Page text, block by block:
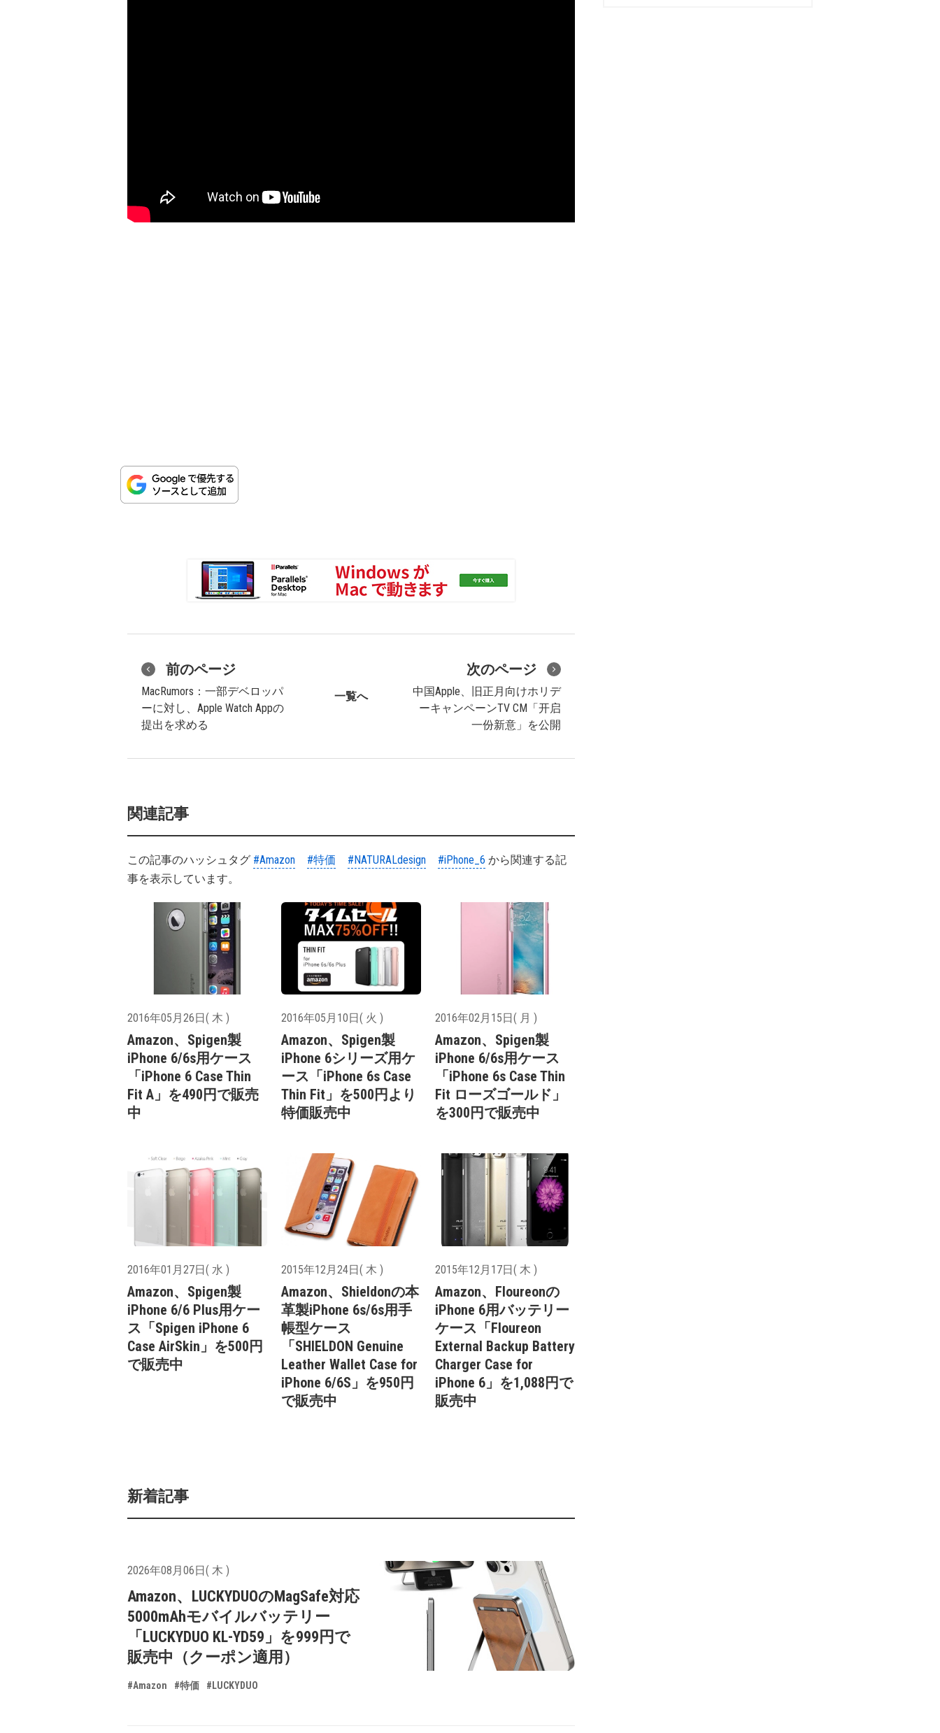
前のページ
MacRumors：一部デベロッパ
ーに対し、Apple Watch Appの
提出を求める
一覧へ
次のページ
中国Apple、旧正月向けホリデ
ーキャンペーンTV CM「开启
一份新意」を公開
関連記事
この記事のハッシュタグ #Amazon #特価 #NATURALdesign #iPhone_6 から関連する記
事を表示しています。
2016年05月26日( 木 )
Amazon、Spigen製
iPhone 6/6s用ケース
「iPhone 6 Case Thin
Fit A」を490円で販売
中
2016年05月10日( 火 )
Amazon、Spigen製
iPhone 6シリーズ用ケ
ース「iPhone 6s Case
Thin Fit」を500円より
特価販売中
2016年02月15日( 月 )
Amazon、Spigen製
iPhone 6/6s用ケース
「iPhone 6s Case Thin
Fit ローズゴールド」
を300円で販売中
2016年01月27日( 水 )
Amazon、Spigen製
iPhone 6/6 Plus用ケー
ス「Spigen iPhone 6
Case AirSkin」を500円
で販売中
2015年12月24日( 木 )
Amazon、Shieldonの本
革製iPhone 6s/6s用手
帳型ケース
「SHIELDON Genuine
Leather Wallet Case for
iPhone 6/6S」を950円
で販売中
2015年12月17日( 木 )
Amazon、Floureonの
iPhone 6用バッテリー
ケース「Floureon
External Backup Battery
Charger Case for
iPhone 6」を1,088円で
販売中
新着記事
2026年08月06日( 木 )
Amazon、LUCKYDUOのMagSafe対応
5000mAhモバイルバッテリー
「LUCKYDUO KL-YD59」を999円で
販売中（クーポン適用）
#Amazon #特価 #LUCKYDUO